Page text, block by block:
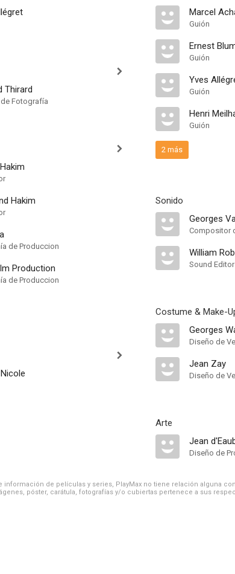
Thirard
Fotografía
Hakim
de Produccion
Production
de Produccion
Marcel
Guión
Ernest
Guión
Yves
Guión
Henri
Guión
2 más
Sonido
Georges
Compositor
William
Sound Editor
Costume & Make-
Georges
Diseño de
Jean Zay
Diseño de
Arte
Jean
Diseño de
información de películas y series, PlayMax no tiene relación alguna
póster, carátula, fotografías y/o cubiertas pertenece a sus